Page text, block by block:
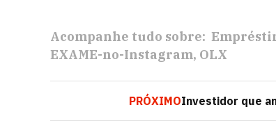
Acompanhe tudo sobre:
EXAME-no-Instagram OLX
PRÓXIMOInvestidor que